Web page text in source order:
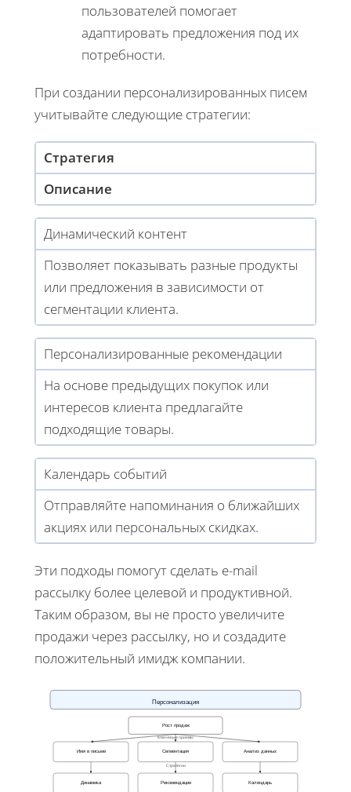
пользователей помогает
адаптировать предложения под их
потребности.
При создании персонализированных писем
учитывайте следующие стратегии:
Стратегия
Описание
Динамический контент
Позволяет показывать разные продукты
или предложения в зависимости от
сегментации клиента.
Персонализированные рекомендации
На основе предыдущих покупок или
интересов клиента предлагайте
подходящие товары.
Календарь событий
Отправляйте напоминания о ближайших
акциях или персональных скидках.
Эти подходы помогут сделать e-mail
рассылку более целевой и продуктивной.
Таким образом, вы не просто увеличите
продажи через рассылку, но и создадите
положительный имидж компании.
Персонализация
Рост продаж
Имя в письме Сегментация Анализ данных
Динамика Рекомендации Календарь
Ключевые приемы
Стратегии